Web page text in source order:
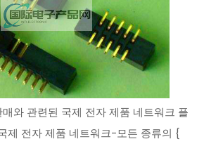
와 관련된 국제 전자 제품 네트워크 플
제 전자 제품 네트워크-모든 종류의 {